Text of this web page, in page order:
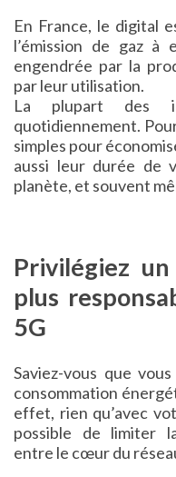
En France, le digital
l’émission de gaz
engendrée par la
par leur utilisation.
La plupart des
quotidiennement.
simples pour
aussi leur durée de
planète, et souvent
Privilégiez
plus
5G
Saviez-vous que
consommation
effet, rien qu’avec
possible de limiter
entre le cœur du